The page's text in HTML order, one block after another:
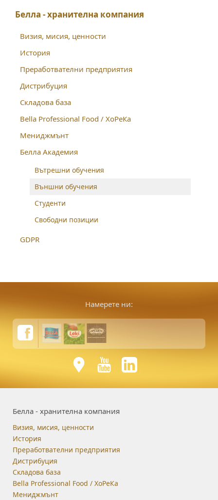
Белла - хранителна компания
Визия, мисия, ценности
История
Преработвателни предприятия
Дистрибуция
Складова база
Bella Professional Food / ХоРеКа
Мениджмънт
Белла Академия
Вътрешни обучения
Външни обучения
Студенти
Свободни позиции
GDPR
Намерете ни:
Белла - хранителна компания
Визия, мисия, ценности
История
Преработвателни предприятия
Дистрибуция
Складова база
Bella Professional Food / ХоРеКа
Мениджмънт